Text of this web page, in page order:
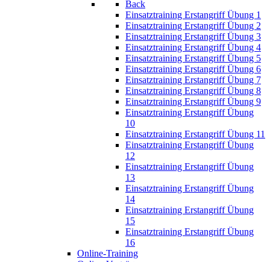
Back
Einsatztraining Erstangriff Übung 1
Einsatztraining Erstangriff Übung 2
Einsatztraining Erstangriff Übung 3
Einsatztraining Erstangriff Übung 4
Einsatztraining Erstangriff Übung 5
Einsatztraining Erstangriff Übung 6
Einsatztraining Erstangriff Übung 7
Einsatztraining Erstangriff Übung 8
Einsatztraining Erstangriff Übung 9
Einsatztraining Erstangriff Übung
10
Einsatztraining Erstangriff Übung 11
Einsatztraining Erstangriff Übung
12
Einsatztraining Erstangriff Übung
13
Einsatztraining Erstangriff Übung
14
Einsatztraining Erstangriff Übung
15
Einsatztraining Erstangriff Übung
16
Online-Training